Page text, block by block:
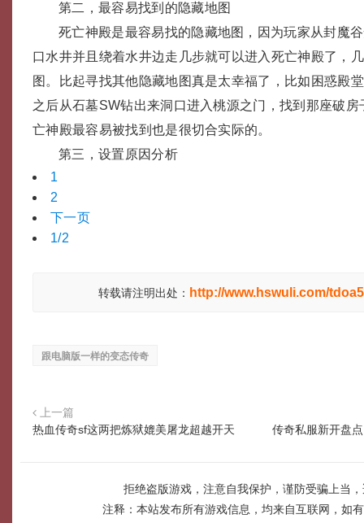
第二，最容易找到的隐藏地图
死亡神殿是最容易找的隐藏地图，因为玩家从封魔
口水井并且绕着水井边走几步就可以进入死亡神殿了，
图。比起寻找其他隐藏地图真是太幸福了，比如困惑殿
之后从石墓SW钻出来洞口进入桃源之门，找到那座破
亡神殿最容易被找到也是很切合实际的。
第三，设置原因分析
1
2
下一页
1/2
转载请注明出处： http://www.hswuli.com/
跟电脑版一样的变态传奇
上一篇
热血传奇sf这两把炼狱媲美屠龙超越开天
传奇私服新开盘
拒绝盗版游戏，注意自我保护，谨防受骗上当
注释：本站发布所有游戏信息，均来自互联网，如